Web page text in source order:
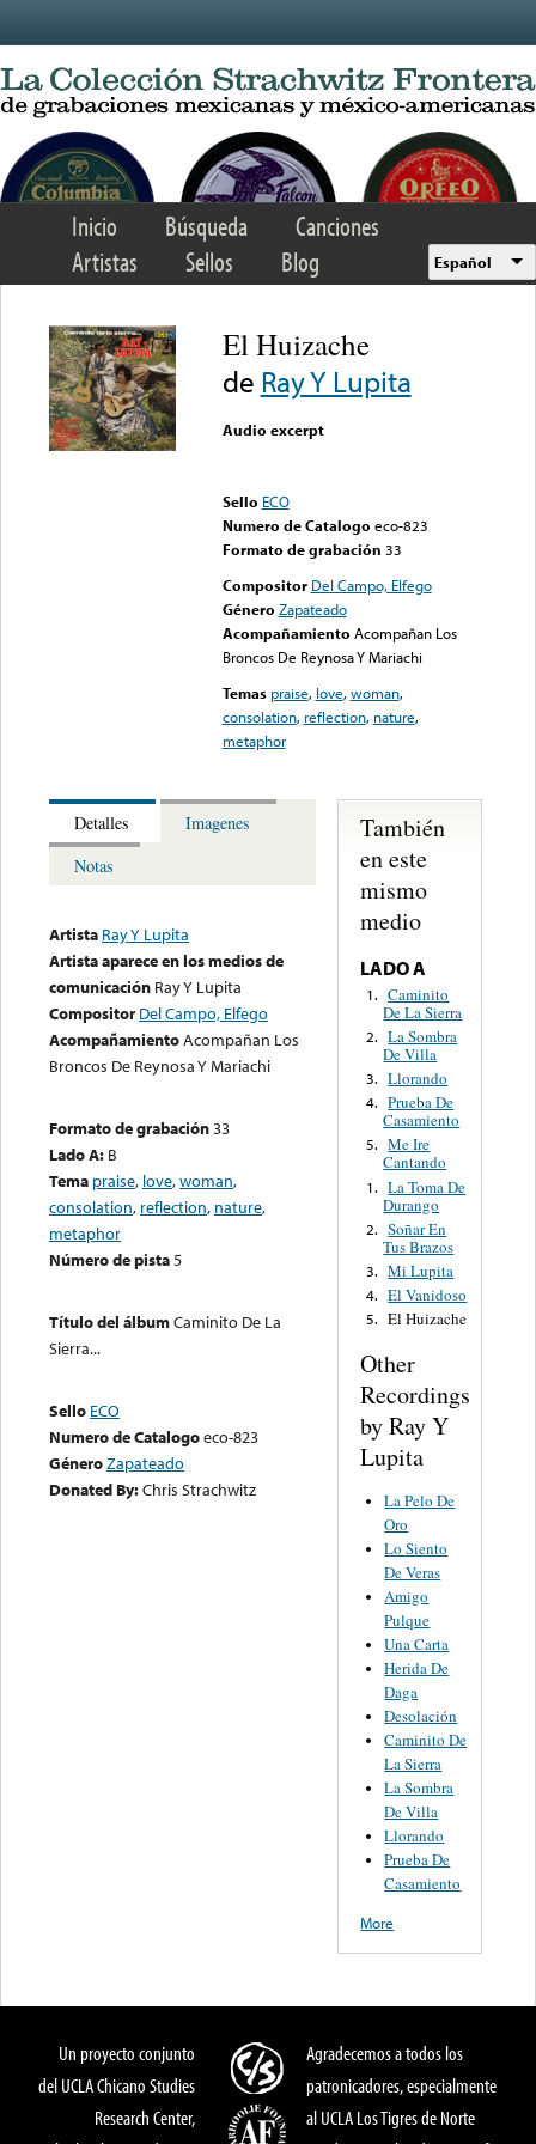
Inicio Búsqueda
Canciones
Artistas
Sellos Blog Español
El Huizache
de Ray Y Lupita
Audio excerpt
Sello ECO
Numero de Catalogo eco-823
Formato de grabación 33
Compositor Del Campo, Elfego
Género Zapateado
Acompañamiento Acompañan Los
Broncos De Reynosa Y Mariachi
Temas praise, love,woman,
consolation, reflection, nature,
metaphor
Detalles
Imagenes
Notas
Artista Ray Y Lupita
Artista aparece en los medios de
comunicación Ray Y Lupita
Compositor Del Campo, Elfego
AcompañamientoAcompañan Los
Broncos De Reynosa Y Mariachi
Formato de grabación33
Lado A: B
Tema praise, love,woman,
consolation, reflection, nature,
metaphor
Número de pista5
Título del álbumCaminito De La
Sierra...
Sello ECO
Numero de Catalogoeco-823
GéneroZapateado
Donated By:Chris Strachwitz
También
en este
mismo
medio
LADO A
1. Caminito
De La Sierra
2. La Sombra
De Villa
3. Llorando
4. Prueba De
Casamiento
5. Me Ire
Cantando
1. La Toma De
Durango
2. Soñar En
Tus Brazos
3. Mi Lupita
4. El Vanidoso
5. El Huizache
Other
Recordings
by Ray Y
Lupita
La Pelo De
Oro
Lo Siento
De Veras
Amigo
Pulque
Una Carta
Herida De
Daga
Desolación
Caminito De
La Sierra
La Sombra
De Villa
Llorando
Prueba De
Casamiento
More
Un proyecto conjunto
del UCLA Chicano Studies
Research Center,
Agradecemos a todos los
patronicadores, especialmente
al UCLA Los Tigres de Norte